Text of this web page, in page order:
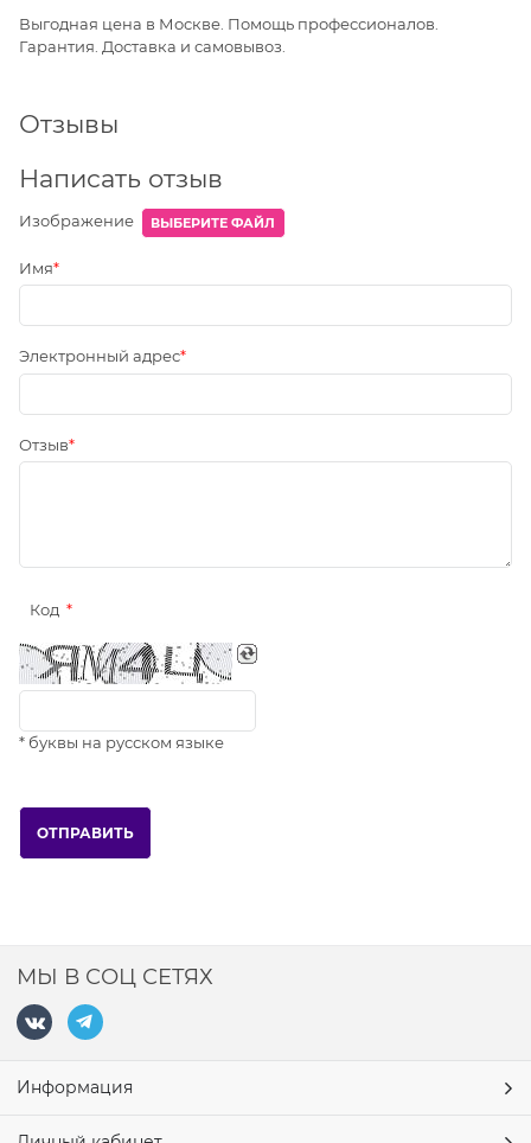
Выгодная цена в Москве. Помощь профессионалов.
Гарантия. Доставка и самовывоз.
Отзывы
Написать отзыв
Изображение ВЫБЕРИТЕ ФАЙЛ
Имя
Электронный адрес
Отзыв
Код
* буквы на русском языке
МЫ В СОЦ СЕТЯХ
Информация